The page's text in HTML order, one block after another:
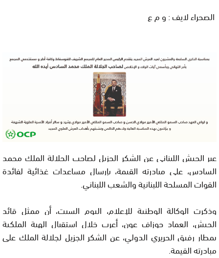
الصحراء لايف : و م ع
عبر الجيش اللبناني عن الشكر الجزيل لصاحب الجلالة الملك محمد
السادس، على مبادرته القيمة، بإرسال مساعدات غذائية لفائدة
القوات المسلحة اللبنانية والشعب اللبناني.
وذكرت الوكالة الوطنية للإعلام، اليوم السبت، أن ممثل قائد
الجيش، العماد جوزاف عون، أعرب خلال استقبال الهبة الملكية
بمطار رفيق الحريري الدولي، عن الشكر الجزيل لجلالة الملك على
مبادرته القيمة.